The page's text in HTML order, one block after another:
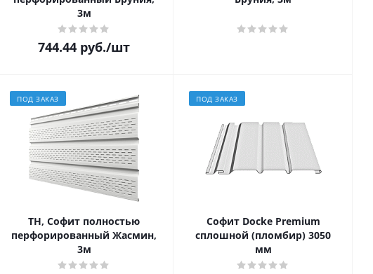
3м
744.44 руб./шт
ПОД ЗАКАЗ
ТН, Софит полностью
перфорированный Жасмин,
3м
ПОД ЗАКАЗ
Софит Docke Premium
сплошной (пломбир) 3050
мм